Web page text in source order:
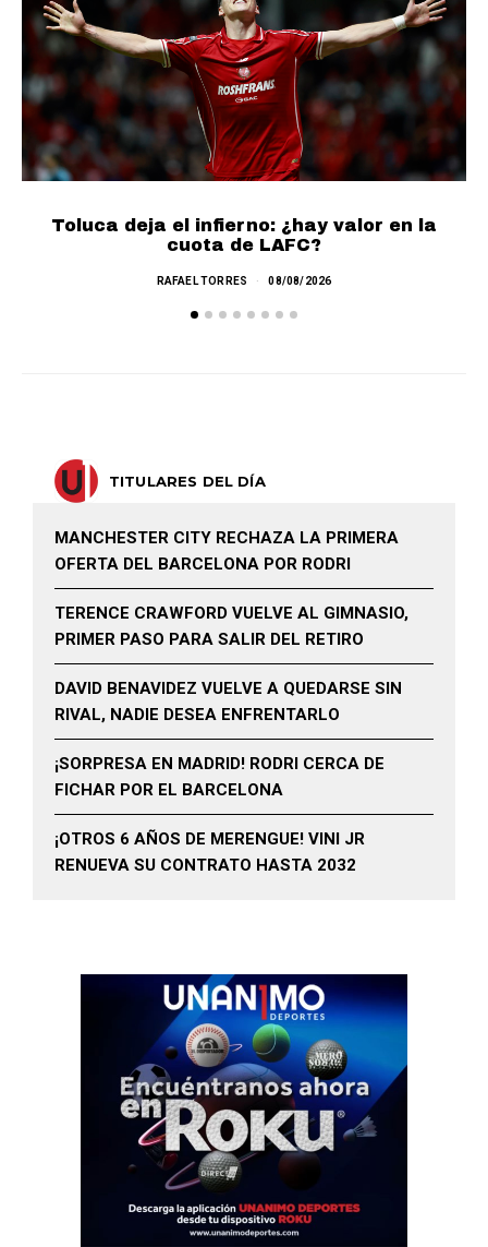
Toluca deja el infierno: ¿hay valor en la
cuota de LAFC?
RAFAEL TORRES 08/08/2026
TITULARES DEL DÍA
MANCHESTER CITY RECHAZA LA PRIMERA
OFERTA DEL BARCELONA POR RODRI
TERENCE CRAWFORD VUELVE AL GIMNASIO,
PRIMER PASO PARA SALIR DEL RETIRO
DAVID BENAVIDEZ VUELVE A QUEDARSE SIN
RIVAL, NADIE DESEA ENFRENTARLO
¡SORPRESA EN MADRID! RODRI CERCA DE
FICHAR POR EL BARCELONA
¡OTROS 6 AÑOS DE MERENGUE! VINI JR
RENUEVA SU CONTRATO HASTA 2032